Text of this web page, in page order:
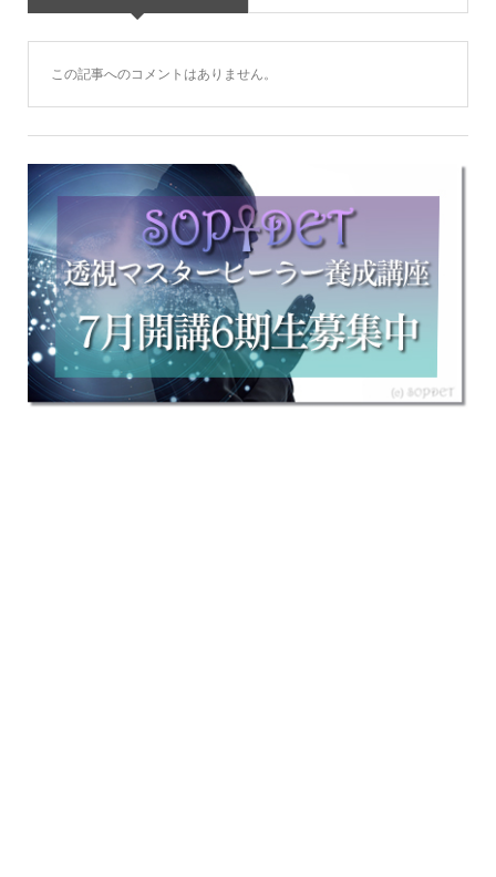
この記事へのコメントはありません。